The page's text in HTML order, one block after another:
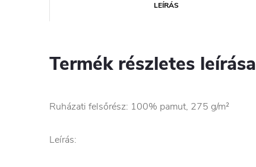
LEÍRÁS
Termék részletes leírása
Ruházati felsőrész: 100% pamut, 275 g/m²
Leírás: